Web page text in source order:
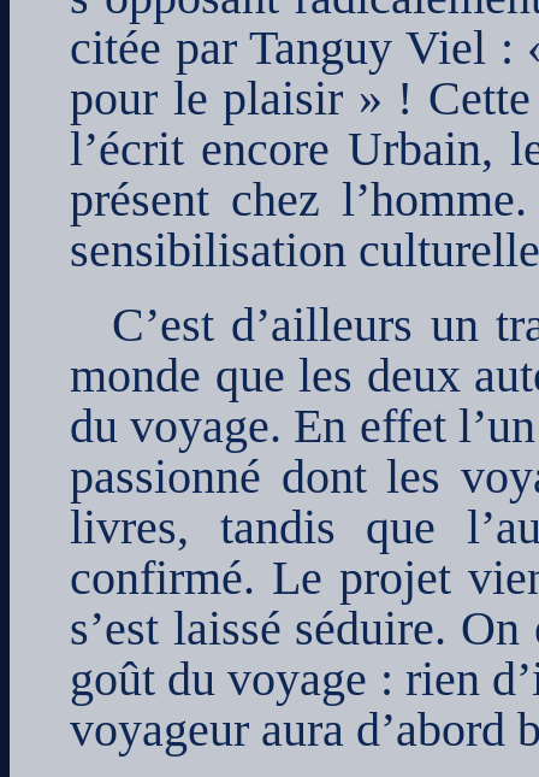
citée par Tanguy Viel :
pour le plaisir » ! Cette
l’écrit encore Urbain,
présent chez
sensibilisation
C’est d’ailleurs un
monde que les deux
du voyage. En effet
passionné dont les
livres, tandis que
confirmé. Le projet
s’est laissé séduire.
goût du voyage : rien
voyageur aura d’abord